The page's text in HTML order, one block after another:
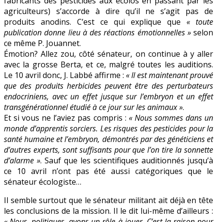
agriculteurs) s’accorde à dire qu’il ne s’agit pas de
produits anodins. C’est ce qui explique que « toute
publication donne lieu à des réactions émotionnelles »selon
ce même P. Jouannet.
Émotion? Allez zou, côté sénateur, on continue à y aller
avec la grosse Berta, et ce, malgré toutes les auditions.
Le 10 avril donc, J. Labbé affirme : « Il est maintenant prouvé
que des produits herbicides peuvent être des perturbateurs
endocriniens, avec un effet jusque sur l’embryon et un effet
transgénérationnel étudié à ce jour sur les animaux ».
Et si vous ne l’aviez pas compris : « Nous sommes dans un
monde d’apprentis sorciers. Les risques des pesticides pour la
santé humaine et l’embryon, démontrés par des généticiens et
d’autres experts, sont suffisants pour que l’on tire la sonnette
d’alarme ». Sauf que les scientifiques auditionnés jusqu’à
ce 10 avril n’ont pas été aussi catégoriques que le
sénateur écologiste…
Il semble surtout que le sénateur militant ait déjà en tête
les conclusions de la mission. Il le dit lui-même d’ailleurs :